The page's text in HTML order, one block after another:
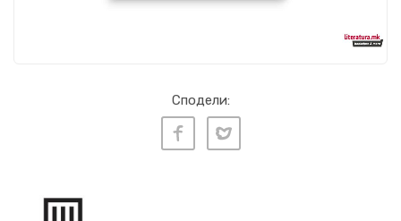
Сподели: